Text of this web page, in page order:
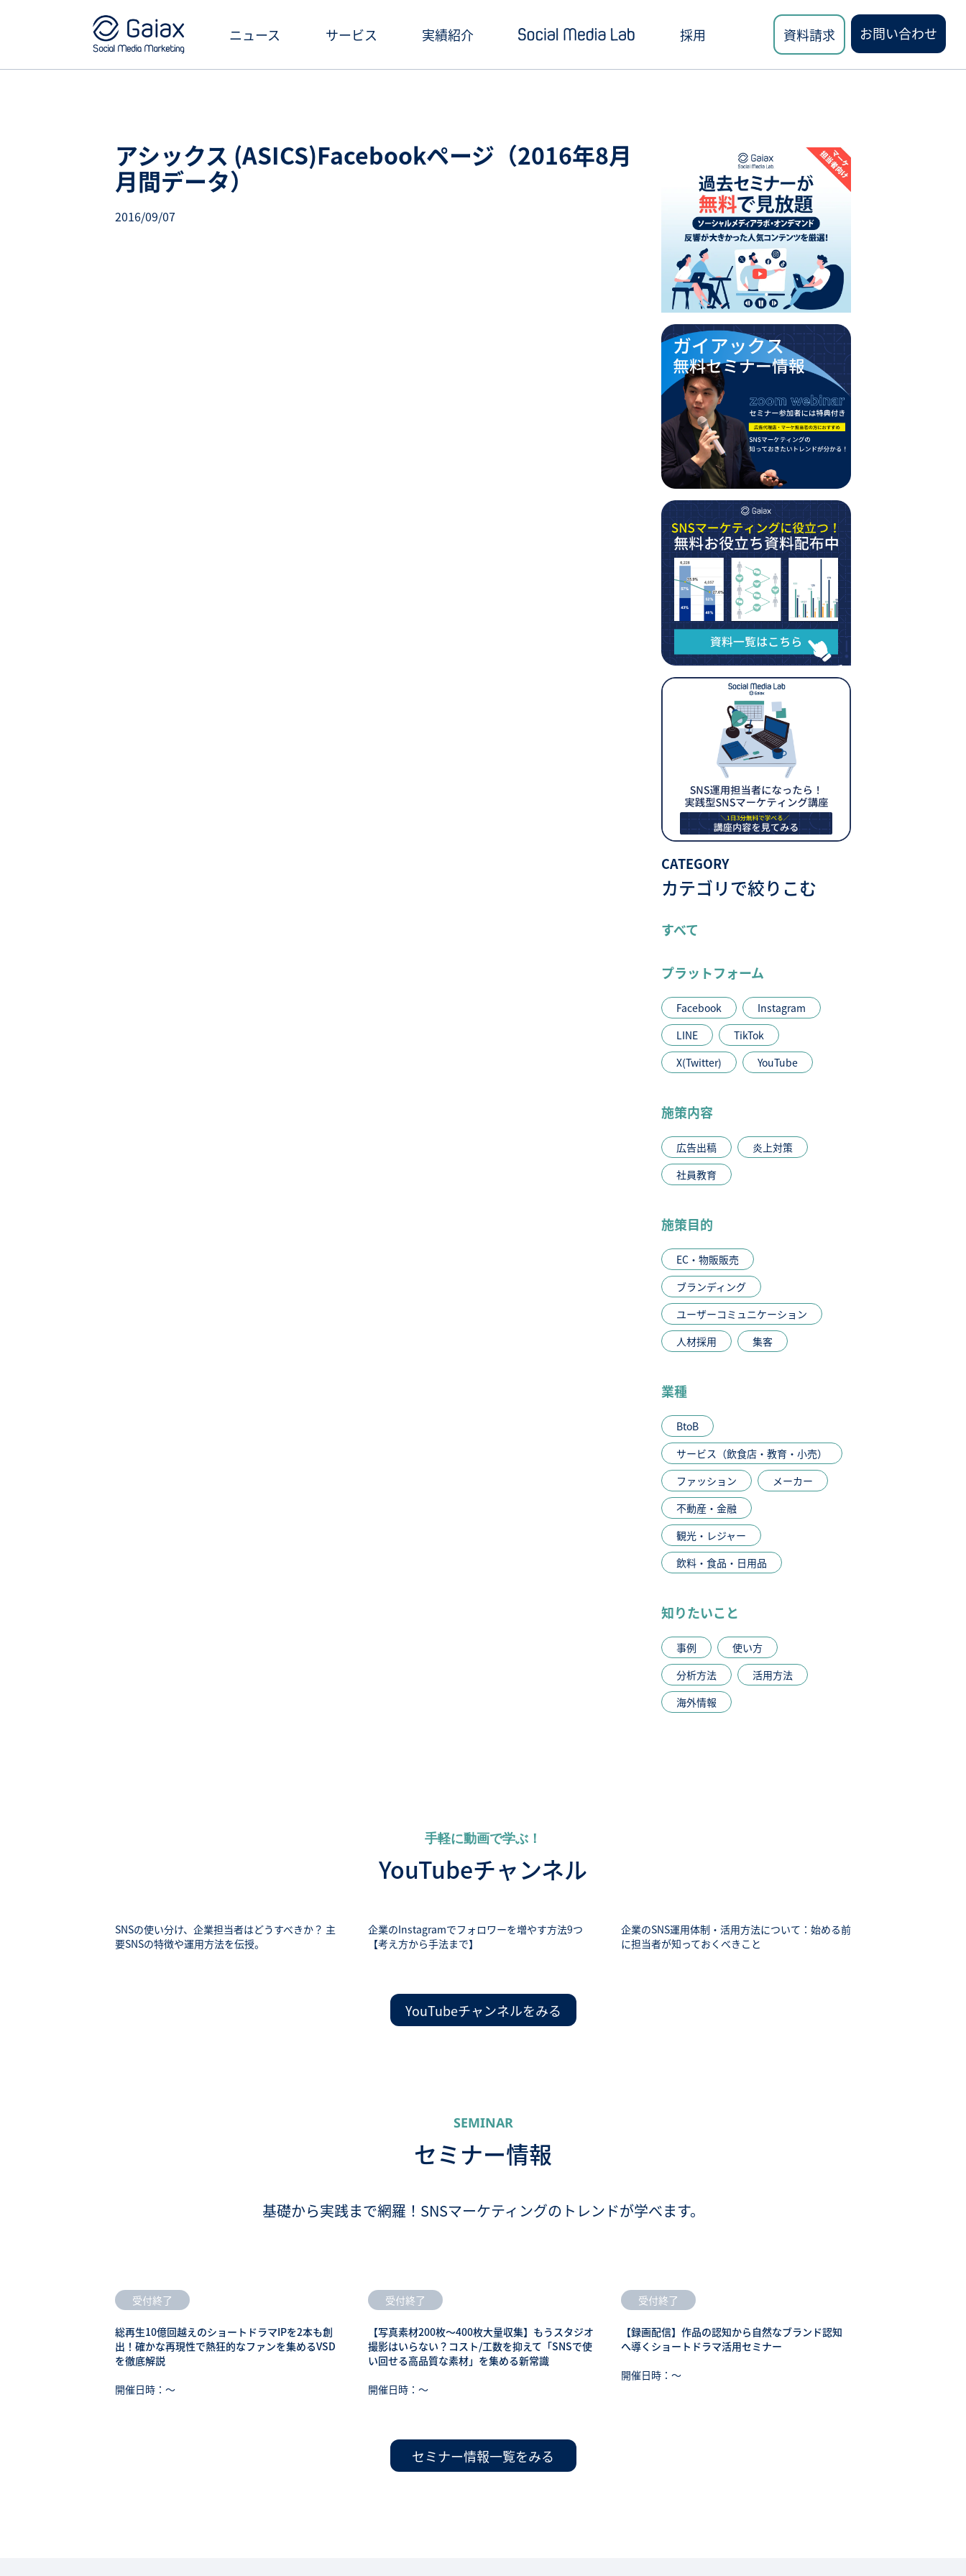
ニュース サービス
クリエイティブ制作・撮影
実績紹介
お役立ち資料ダウンロード
採用 資料請求 お問い合わせ
アシックス (ASICS)Facebookページ（2016年8月
月間データ）
2016/09/07
CATEGORY
カテゴリで絞りこむ
すべて
プラットフォーム
Facebook
Instagram
LINE
TikTok
X(Twitter)
YouTube
施策内容
広告出稿
炎上対策
社員教育
施策目的
EC・物販販売
ブランディング
ユーザーコミュニケーション
人材採用
集客
業種
BtoB
サービス（飲食店・教育・小売）
ファッション
メーカー
不動産・金融
観光・レジャー
飲料・食品・日用品
知りたいこと
事例
使い方
分析方法
活用方法
海外情報
手軽に動画で学ぶ！
YouTubeチャンネル
SNSの使い分け、企業担当者はどうすべきか？ 主
要SNSの特徴や運用方法を伝授。
企業のInstagramでフォロワーを増やす方法9つ
【考え方から手法まで】
企業のSNS運用体制・活用方法について：始める前
に担当者が知っておくべきこと
YouTubeチャンネルをみる
SEMINAR
セミナー情報
基礎から実践まで網羅！SNSマーケティングのトレンドが学べます。
受付終了
総再生10億回越えのショートドラマIPを2本も創
出！確かな再現性で熱狂的なファンを集めるVSD
を徹底解説
開催日時：〜
受付終了
【写真素材200枚～400枚大量収集】もうスタジオ
撮影はいらない？コスト/工数を抑えて「SNSで使
い回せる高品質な素材」を集める新常識
開催日時：〜
受付終了
【録画配信】作品の認知から自然なブランド認知
へ導くショートドラマ活用セミナー
開催日時：〜
セミナー情報一覧をみる